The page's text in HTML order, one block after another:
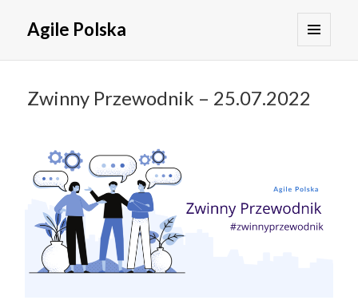
Agile Polska
WIDGETY
Zwinny Przewodnik – 25.07.2022